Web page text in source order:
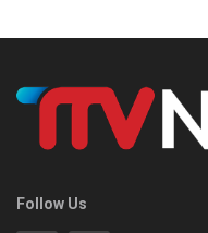
Follow Us